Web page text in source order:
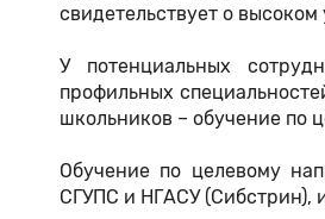
свидетельствует о
У потенциальных
профильных
школьников – обучение по
Обучение по целевому
СГУПС и НГАСУ (Сибстрин),